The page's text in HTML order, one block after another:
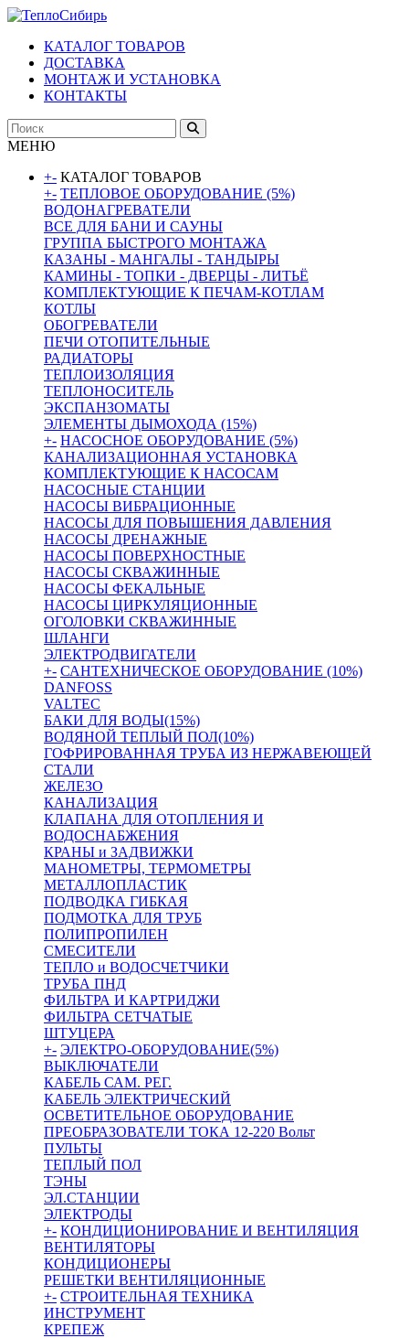
КАТАЛОГ ТОВАРОВ
ДОСТАВКА
МОНТАЖ И УСТАНОВКА
КОНТАКТЫ
МЕНЮ
+- КАТАЛОГ ТОВАРОВ
+- ТЕПЛОВОЕ ОБОРУДОВАНИЕ (5%)
ВОДОНАГРЕВАТЕЛИ
ВСЕ ДЛЯ БАНИ И САУНЫ
ГРУППА БЫСТРОГО МОНТАЖА
КАЗАНЫ - МАНГАЛЫ - ТАНДЫРЫ
КАМИНЫ - ТОПКИ - ДВЕРЦЫ - ЛИТЬЁ
КОМПЛЕКТУЮЩИЕ К ПЕЧАМ-КОТЛАМ
КОТЛЫ
ОБОГРЕВАТЕЛИ
ПЕЧИ ОТОПИТЕЛЬНЫЕ
РАДИАТОРЫ
ТЕПЛОИЗОЛЯЦИЯ
ТЕПЛОНОСИТЕЛЬ
ЭКСПАНЗОМАТЫ
ЭЛЕМЕНТЫ ДЫМОХОДА (15%)
+- НАСОСНОЕ ОБОРУДОВАНИЕ (5%)
КАНАЛИЗАЦИОННАЯ УСТАНОВКА
КОМПЛЕКТУЮЩИЕ К НАСОСАМ
НАСОСНЫЕ СТАНЦИИ
НАСОСЫ ВИБРАЦИОННЫЕ
НАСОСЫ ДЛЯ ПОВЫШЕНИЯ ДАВЛЕНИЯ
НАСОСЫ ДРЕНАЖНЫЕ
НАСОСЫ ПОВЕРХНОСТНЫЕ
НАСОСЫ СКВАЖИННЫЕ
НАСОСЫ ФЕКАЛЬНЫЕ
НАСОСЫ ЦИРКУЛЯЦИОННЫЕ
ОГОЛОВКИ СКВАЖИННЫЕ
ШЛАНГИ
ЭЛЕКТРОДВИГАТЕЛИ
+- САНТЕХНИЧЕСКОЕ ОБОРУДОВАНИЕ (10%)
DANFOSS
VALTEC
БАКИ ДЛЯ ВОДЫ(15%)
ВОДЯНОЙ ТЕПЛЫЙ ПОЛ(10%)
ГОФРИРОВАННАЯ ТРУБА ИЗ НЕРЖАВЕЮЩЕЙ
СТАЛИ
ЖЕЛЕЗО
КАНАЛИЗАЦИЯ
КЛАПАНА ДЛЯ ОТОПЛЕНИЯ И
ВОДОСНАБЖЕНИЯ
КРАНЫ и ЗАДВИЖКИ
МАНОМЕТРЫ, ТЕРМОМЕТРЫ
МЕТАЛЛОПЛАСТИК
ПОДВОДКА ГИБКАЯ
ПОДМОТКА ДЛЯ ТРУБ
ПОЛИПРОПИЛЕН
СМЕСИТЕЛИ
ТЕПЛО и ВОДОСЧЕТЧИКИ
ТРУБА ПНД
ФИЛЬТРА И КАРТРИДЖИ
ФИЛЬТРА СЕТЧАТЫЕ
ШТУЦЕРА
+- ЭЛЕКТРО-ОБОРУДОВАНИЕ(5%)
ВЫКЛЮЧАТЕЛИ
КАБЕЛЬ САМ. РЕГ.
КАБЕЛЬ ЭЛЕКТРИЧЕСКИЙ
ОСВЕТИТЕЛЬНОЕ ОБОРУДОВАНИЕ
ПРЕОБРАЗОВАТЕЛИ ТОКА 12-220 Вольт
ПУЛЬТЫ
ТЕПЛЫЙ ПОЛ
ТЭНЫ
ЭЛ.СТАНЦИИ
ЭЛЕКТРОДЫ
+- КОНДИЦИОНИРОВАНИЕ И ВЕНТИЛЯЦИЯ
ВЕНТИЛЯТОРЫ
КОНДИЦИОНЕРЫ
РЕШЕТКИ ВЕНТИЛЯЦИОННЫЕ
+- СТРОИТЕЛЬНАЯ ТЕХНИКА
ИНСТРУМЕНТ
КРЕПЕЖ